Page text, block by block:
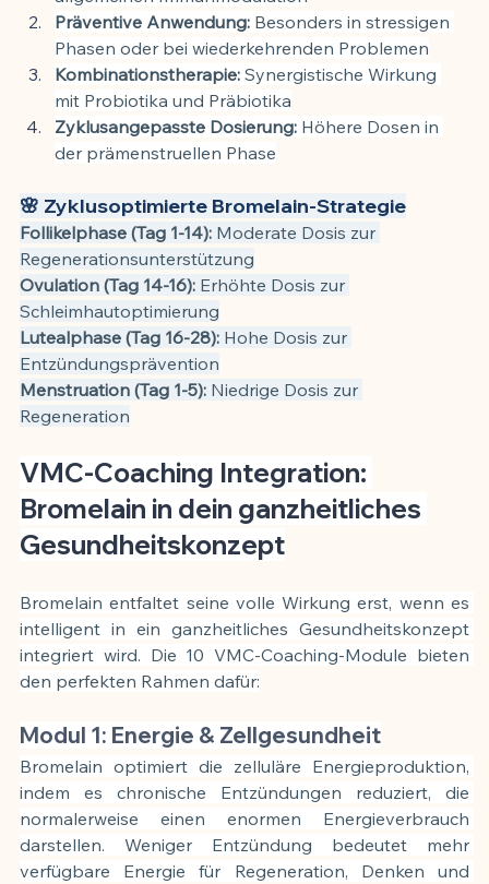
Präventive Anwendung: Besonders in stressigen
Phasen oder bei wiederkehrenden Problemen
Kombinationstherapie: Synergistische Wirkung
mit Probiotika und Präbiotika
Zyklusangepasste Dosierung: Höhere Dosen in
der prämenstruellen Phase
🌸 Zyklusoptimierte Bromelain-Strategie
Follikelphase (Tag 1-14): Moderate Dosis zur
Regenerationsunterstützung
Ovulation (Tag 14-16): Erhöhte Dosis zur
Schleimhautoptimierung
Lutealphase (Tag 16-28): Hohe Dosis zur
Entzündungsprävention
Menstruation (Tag 1-5): Niedrige Dosis zur
Regeneration
VMC-Coaching Integration:
Bromelain in dein ganzheitliches
Gesundheitskonzept
Bromelain entfaltet seine volle Wirkung erst, wenn es
intelligent in ein ganzheitliches Gesundheitskonzept
integriert wird. Die 10 VMC-Coaching-Module bieten
den perfekten Rahmen dafür:
Modul 1: Energie & Zellgesundheit
Bromelain optimiert die zelluläre Energieproduktion,
indem es chronische Entzündungen reduziert, die
normalerweise einen enormen Energieverbrauch
darstellen. Weniger Entzündung bedeutet mehr
verfügbare Energie für Regeneration, Denken und